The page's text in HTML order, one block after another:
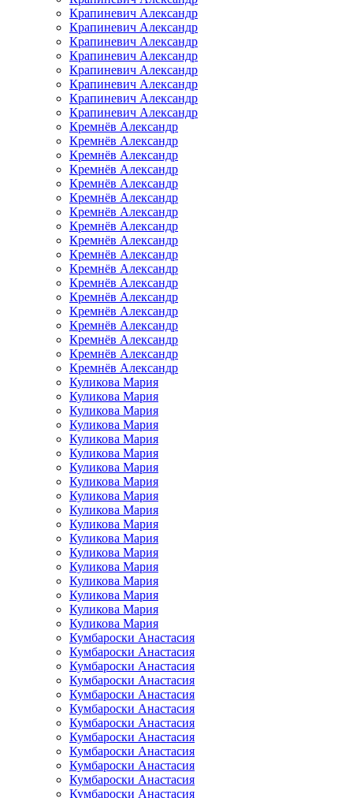
Крапиневич Александр
Крапиневич Александр
Крапиневич Александр
Крапиневич Александр
Крапиневич Александр
Крапиневич Александр
Крапиневич Александр
Крапиневич Александр
Кремнёв Александр
Кремнёв Александр
Кремнёв Александр
Кремнёв Александр
Кремнёв Александр
Кремнёв Александр
Кремнёв Александр
Кремнёв Александр
Кремнёв Александр
Кремнёв Александр
Кремнёв Александр
Кремнёв Александр
Кремнёв Александр
Кремнёв Александр
Кремнёв Александр
Кремнёв Александр
Кремнёв Александр
Кремнёв Александр
Куликова Мария
Куликова Мария
Куликова Мария
Куликова Мария
Куликова Мария
Куликова Мария
Куликова Мария
Куликова Мария
Куликова Мария
Куликова Мария
Куликова Мария
Куликова Мария
Куликова Мария
Куликова Мария
Куликова Мария
Куликова Мария
Куликова Мария
Куликова Мария
Кумбароски Анастасия
Кумбароски Анастасия
Кумбароски Анастасия
Кумбароски Анастасия
Кумбароски Анастасия
Кумбароски Анастасия
Кумбароски Анастасия
Кумбароски Анастасия
Кумбароски Анастасия
Кумбароски Анастасия
Кумбароски Анастасия
Кумбароски Анастасия